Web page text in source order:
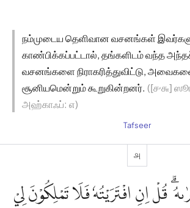
நம்முடைய தெளிவான வசனங்கள்
காண்பிக்கப்பட்டால், தங்களிடம் வந்த
வசனங்களை நிராகரித்துவிட்டு,
சூனியமென்றும் கூறுகின்றனர். ([௪௬]
அஹ்காஃப்: ௭)
Tafseer
௮
قُلْ اِنِ افْتَرَيْتُهٗ فَلَا تَمْلِكُوْنَ لِيْ